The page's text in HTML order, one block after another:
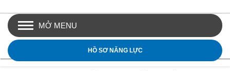
MỞ MENU
HỒ SƠ NĂNG LỰC